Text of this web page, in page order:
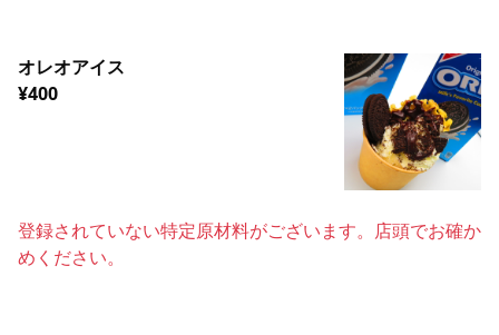
オレオアイス
¥400
登録されていない特定原材料がございます。店頭でお確か
めください。